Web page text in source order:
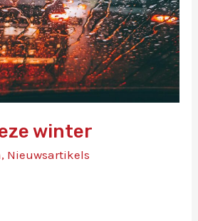
winter
, Nieuwsartikels